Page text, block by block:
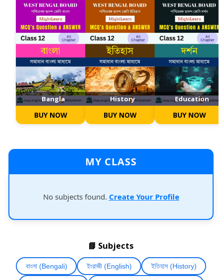
Bangla
BUY NOW
History
BUY NOW
Education
BUY NOW
MY CLASS
No subjects found. Create Your Profile
📘 Subjects
বাংলা (Bengali) ইংরাজী (English) ইতিহাস (History)